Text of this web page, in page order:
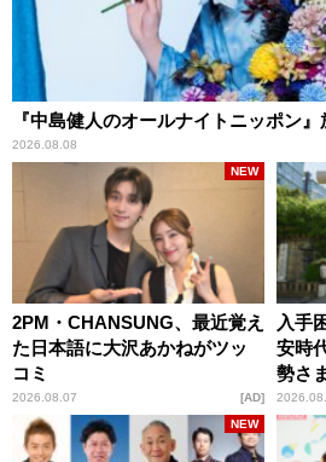
『中島健人のオールナイトニッポン』
2026.08.08
2PM・CHANSUNG、最近覚え
た日本語に大沢あかねがツッ
コミ
2026.08.07
NEW
AD
入手
安時
勢さ
パン
NEW